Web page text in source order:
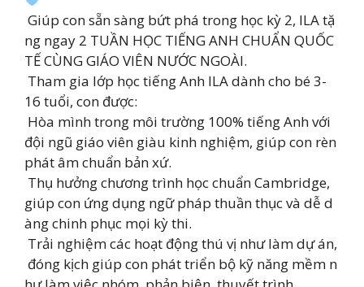
Giúp con sẵn sàng bứt phá trong học kỳ 2, ILA tặ
ng ngay 2 TUẦN HỌC TIẾNG ANH CHUẨN QUỐC
TẾ CÙNG GIÁO VIÊN NƯỚC NGOÀI.
️ Tham gia lớp học tiếng Anh ILA dành cho bé 3-
16 tuổi, con được:
Hòa mình trong môi trường 100% tiếng Anh với
đội ngũ giáo viên giàu kinh nghiệm, giúp con rèn
phát âm chuẩn bản xứ.
Thụ hưởng chương trình học chuẩn Cambridge,
giúp con ứng dụng ngữ pháp thuần thục và dễ d
àng chinh phục mọi kỳ thi.
Trải nghiệm các hoạt động thú vị như làm dự án,
đóng kịch giúp con phát triển bộ kỹ năng mềm n